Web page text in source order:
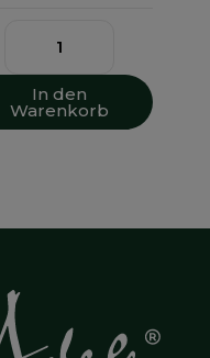
In den
Warenkorb